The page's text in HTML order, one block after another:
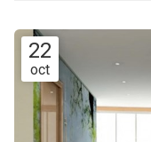
22
oct